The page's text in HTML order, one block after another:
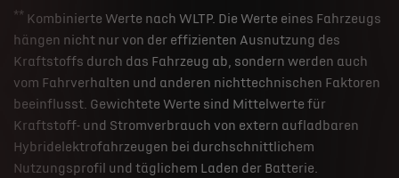
** Kombinierte Werte nach WLTP. Die Werte eines Fahrzeugs
hängen nicht nur von der effizienten Ausnutzung des
Kraftstoffs durch das Fahrzeug ab, sondern werden auch
vom Fahrverhalten und anderen nichttechnischen Faktoren
beeinflusst. Gewichtete Werte sind Mittelwerte für
Kraftstoff- und Stromverbrauch von extern aufladbaren
Hybridelektrofahrzeugen bei durchschnittlichem
Nutzungsprofil und täglichem Laden der Batterie.